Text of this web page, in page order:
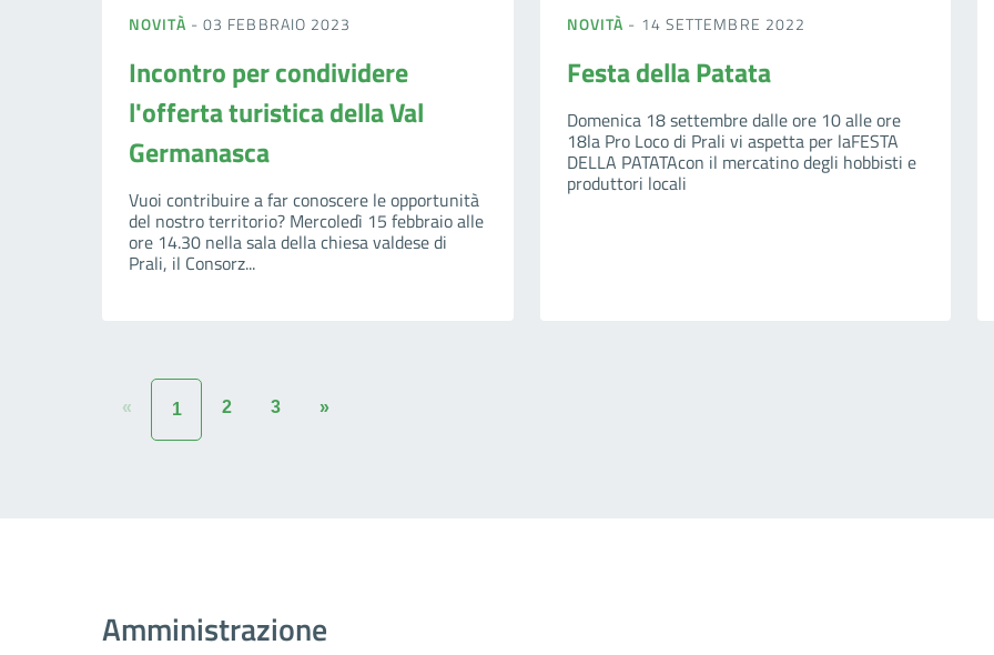
NOVITÀ - 03 FEBBRAIO 2023
Incontro per condividere
l'offerta turistica della Val
Germanasca
Vuoi contribuire a far conoscere le opportunità
del nostro territorio? Mercoledì 15 febbraio alle
ore 14.30 nella sala della chiesa valdese di
Prali, il Consorz...
NOVITÀ - 14 SETTEMBRE 2022
Festa della Patata
Domenica 18 settembre dalle ore 10 alle ore
18la Pro Loco di Prali vi aspetta per laFESTA
DELLA PATATAcon il mercatino degli hobbisti e
produttori locali
« 1 2 3 »
Amministrazione